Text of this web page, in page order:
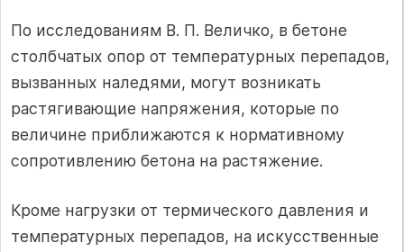
По исследованиям В. П. Величко, в бетоне
столбчатых опор от температурных перепадов,
вызванных наледями, могут возникать
растягивающие напряжения, которые по
величине приближаются к нормативному
сопротивлению бетона на растяжение.
Кроме нагрузки от термического давления и
температурных перепадов, на искусственные